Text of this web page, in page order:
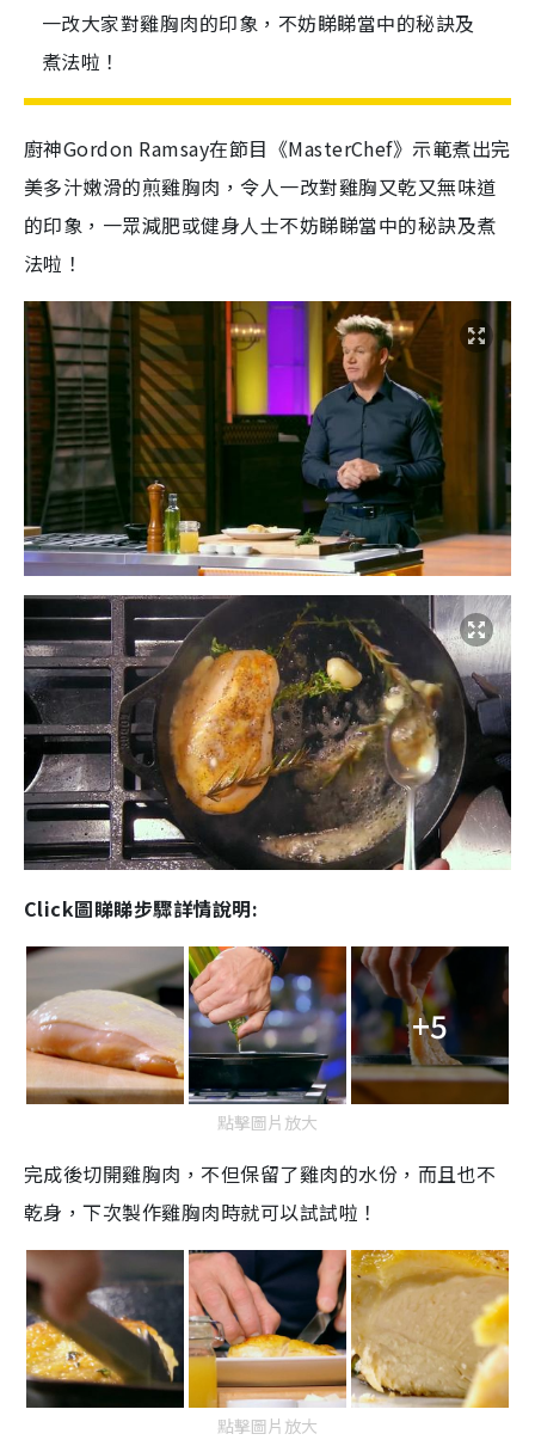
一改大家對雞胸肉的印象，不妨睇睇當中的秘訣及
煮法啦！
廚神Gordon Ramsay在節目《MasterChef》示範煮出完
美多汁嫩滑的煎雞胸肉，令人一改對雞胸又乾又無味道
的印象，一眾減肥或健身人士不妨睇睇當中的秘訣及煮
法啦！
Click圖睇睇步驟詳情說明:
+5
點擊圖片放大
完成後切開雞胸肉，不但保留了雞肉的水份，而且也不
乾身，下次製作雞胸肉時就可以試試啦！
點擊圖片放大